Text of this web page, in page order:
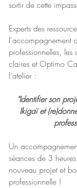
sortir de cette
Experts des
l'accompagnement
professionnelles, les
claires et Optimo
l'atelier :
"Identifier son
Ikigaï et
Un
séances de 3
nouveau projet et
professionnelle !